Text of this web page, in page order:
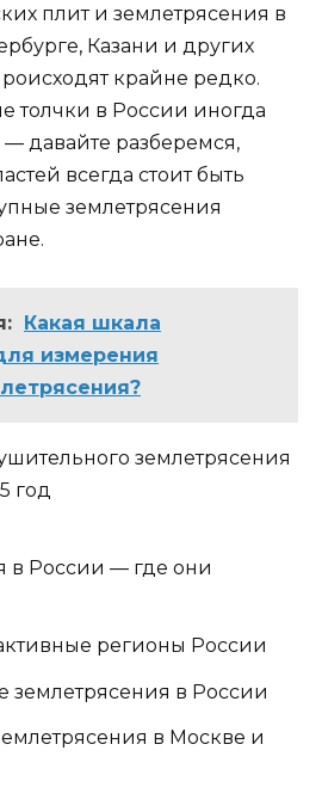
плит и землетрясения в
Казани и других
крайне редко.
толчки в России иногда
давайте разберемся,
всегда стоит быть
землетрясения
Какая шкала
измерения
землетрясения
год
в России — где они
регионы России
землетрясения в России
в Москве и